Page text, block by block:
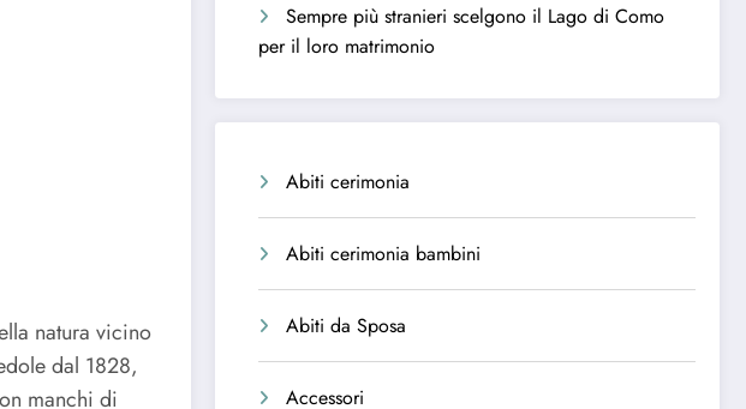
natura vicino
dal 1828,
manchi di
Sempre più stranieri scelgono il Lago di Como
per il loro matrimonio
Abiti cerimonia
Abiti cerimonia bambini
Abiti da Sposa
Accessori